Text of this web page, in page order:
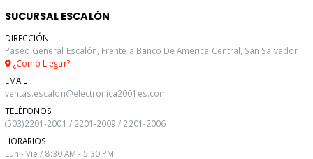
SUCURSAL ESCALÓN
DIRECCIÓN
Paseo General Escalón, Frente a Banco De America Central, San Salvador
¿Como Llegar?
EMAIL
ventas.escalon@electronica2001es.com
TELÉFONOS
(503)2201-2001 / 2201-2009 / 2201-2006
HORARIOS
Lun - Vie / 8:30 AM - 5:30 PM